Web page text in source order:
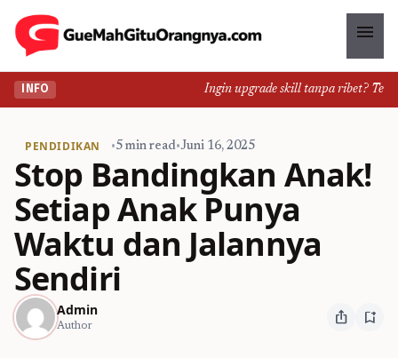
menu
INFO Ingin upgrade skill tanpa ribet?
PENDIDIKAN •5 min read•Juni 16, 2025
Stop Bandingkan Anak!
Setiap Anak Punya
Waktu dan Jalannya
Sendiri
Admin
Author ios_share bookmark_add